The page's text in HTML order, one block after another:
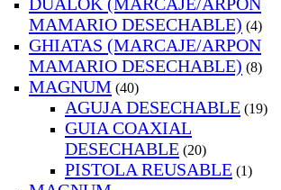
MAMARIO DESECHABLE) (4)
GHIATAS (MARCAJE/ARPON
MAMARIO DESECHABLE) (8)
MAGNUM (40)
AGUJA DESECHABLE (19)
GUIA COAXIAL
DESECHABLE (20)
PISTOLA REUSABLE (1)